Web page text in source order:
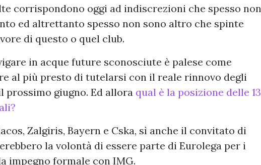
corrispondono oggi ad indiscrezioni che spesso non
ed altrettanto spesso non sono altro che spinte
di questo o quel club.
in acque future sconosciute è palese come
al più presto di tutelarsi con il reale rinnovo degli
prossimo giugno. Ed allora qual è la posizione delle 13
Zalgiris, Bayern e Cska, sì anche il convitato di
la volontà di essere parte di Eurolega per i
impegno formale con IMG.